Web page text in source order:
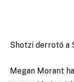
Shotzi derrotó a
Megan Morant